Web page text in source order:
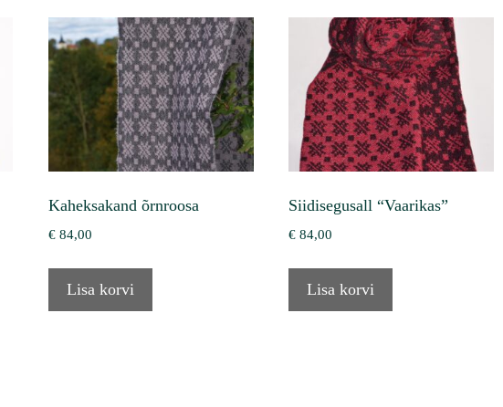
Kaheksakand õrnroosa
€84,00
Lisa korvi
Siidisegusall “Vaarikas”
€ 84,00
Lisa korvi